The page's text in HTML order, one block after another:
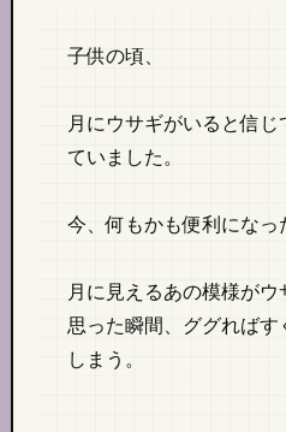
子供の頃、
月にウサギがいると信
ていました。
今、何もかも便利になっ
月に見えるあの模様がウ
思った瞬間、ググればす
しまう。